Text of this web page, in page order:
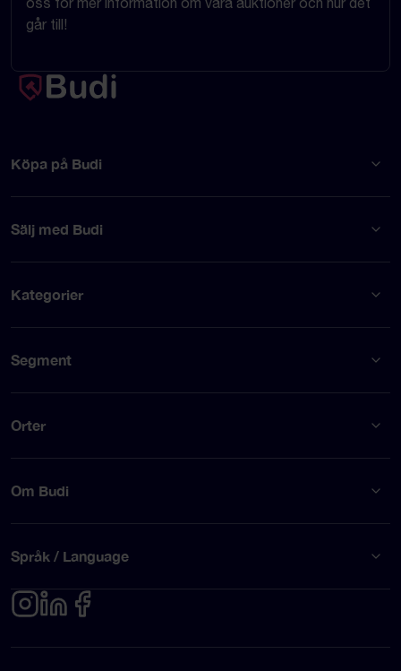
går till!
Köpa på Budi
Sälj med Budi
Kategorier
Segment
Orter
Om Budi
Språk / Language